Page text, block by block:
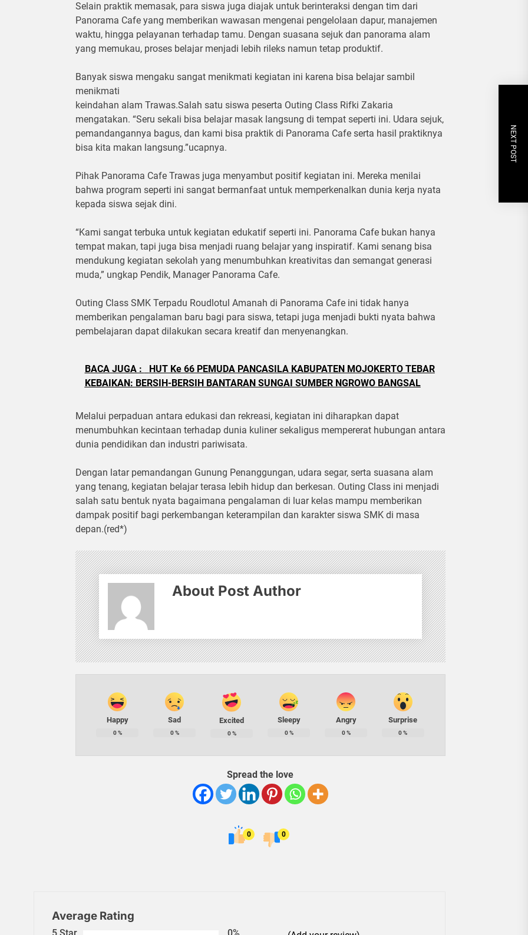
Selain praktik memasak, para siswa juga diajak untuk berinteraksi dengan tim dari
Panorama Cafe yang memberikan wawasan mengenai pengelolaan dapur, manajemen
waktu, hingga pelayanan terhadap tamu. Dengan suasana sejuk dan panorama alam
yang memukau, proses belajar menjadi lebih rileks namun tetap produktif.
Banyak siswa mengaku sangat menikmati kegiatan ini karena bisa belajar sambil
menikmati
keindahan alam Trawas.Salah satu siswa peserta Outing Class Rifki Zakaria
mengatakan. “Seru sekali bisa belajar masak langsung di tempat seperti ini. Udara sejuk,
pemandangannya bagus, dan kami bisa praktik di Panorama Cafe serta hasil praktiknya
bisa kita makan langsung.”ucapnya.
Pihak Panorama Cafe Trawas juga menyambut positif kegiatan ini. Mereka menilai
bahwa program seperti ini sangat bermanfaat untuk memperkenalkan dunia kerja nyata
kepada siswa sejak dini.
“Kami sangat terbuka untuk kegiatan edukatif seperti ini. Panorama Cafe bukan hanya
tempat makan, tapi juga bisa menjadi ruang belajar yang inspiratif. Kami senang bisa
mendukung kegiatan sekolah yang menumbuhkan kreativitas dan semangat generasi
muda,” ungkap Pendik, Manager Panorama Cafe.
Outing Class SMK Terpadu Roudlotul Amanah di Panorama Cafe ini tidak hanya
memberikan pengalaman baru bagi para siswa, tetapi juga menjadi bukti nyata bahwa
pembelajaran dapat dilakukan secara kreatif dan menyenangkan.
BACA JUGA :
HUT Ke 66 PEMUDA PANCASILA KABUPATEN MOJOKERTO TEBAR
KEBAIKAN: BERSIH-BERSIH BANTARAN SUNGAI SUMBER NGROWO BANGSAL
Melalui perpaduan antara edukasi dan rekreasi, kegiatan ini diharapkan dapat
menumbuhkan kecintaan terhadap dunia kuliner sekaligus mempererat hubungan antara
dunia pendidikan dan industri pariwisata.
Dengan latar pemandangan Gunung Penanggungan, udara segar, serta suasana alam
yang tenang, kegiatan belajar terasa lebih hidup dan berkesan. Outing Class ini menjadi
salah satu bentuk nyata bagaimana pengalaman di luar kelas mampu memberikan
dampak positif bagi perkembangan keterampilan dan karakter siswa SMK di masa
depan.(red*)
About Post Author
Happy
0%
Sad
0%
Excited
0%
Sleepy
0%
Angry
0%
Surprise
0%
Spread the love
0 0
Average Rating
NEXT POST